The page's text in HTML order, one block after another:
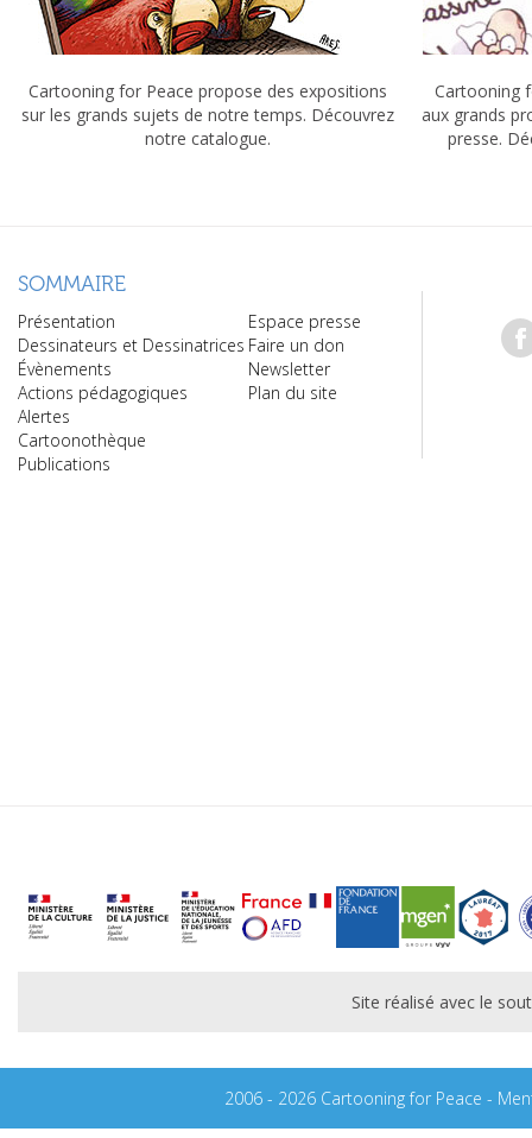
Cartooning for Peace propose des expositions
sur les grands sujets de notre temps. Découvrez
notre catalogue.
Cartooning
aux grands
presse.
SOMMAIRE
Présentation
Dessinateurs et Dessinatrices
Évènements
Actions pédagogiques
Alertes
Cartoonothèque
Publications
Espace presse
Faire un don
Newsletter
Plan du site
Site réalisé avec le
2006 - 2026 Cartooning for Peace -